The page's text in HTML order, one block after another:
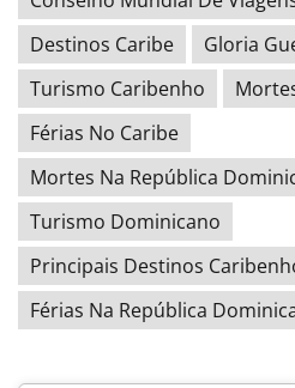
Destinos Caribe
Gloria
Turismo Caribenho
Férias No Caribe
Mortes Na República
Turismo Dominicano
Principais Destinos
Férias Na República